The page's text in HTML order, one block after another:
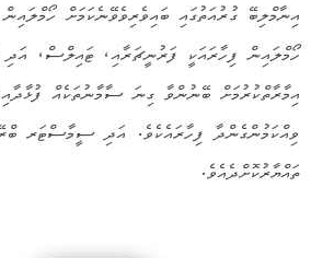
އިނާމްލިބޭ ގުރުއަތުގައި ބައިވެރިވެވޭނެކަމަށް
ހޯމްލައިން ފިހާރައަކީ ފަރުނީޗަރާއި، ޓައިލްސް،
އިމާރާތްކުރުމަށް ބޭނުންވާ ގިނަ ސާމާނުތަކެއް
ވިއްކަމުންގެންދާ ފިހާރައެކެވެ. އަދި ސީމާސްޓަރ
ތައްޔާރުކޮށްދެއެވެ.